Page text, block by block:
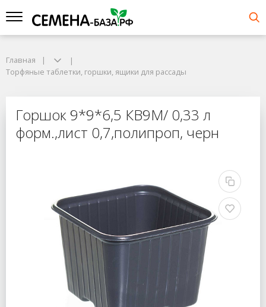
Главная
Торфяные таблетки, горшки, ящики для рассады
Горшок 9*9*6,5 КВ9М/ 0,33 л
форм.,лист 0,7,полипроп, черн